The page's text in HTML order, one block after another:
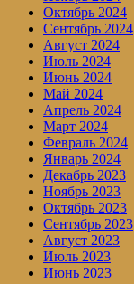
Октябрь 2024
Сентябрь 2024
Август 2024
Июль 2024
Июнь 2024
Май 2024
Апрель 2024
Март 2024
Февраль 2024
Январь 2024
Декабрь 2023
Ноябрь 2023
Октябрь 2023
Сентябрь 2023
Август 2023
Июль 2023
Июнь 2023